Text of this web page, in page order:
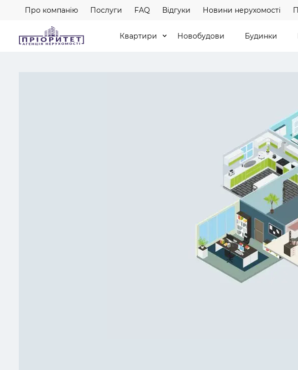
Про компанію Послуги FAQ Відгуки Новини нерухомості
Квартири Новобудови Будинки